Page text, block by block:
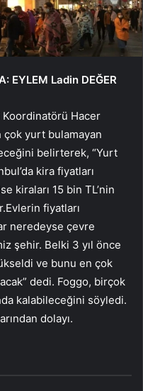
EYLEM Ladin DEĞER
Koordinatörü Hacer
çok yurt bulamayan
belirterek, “Yurt
kira fiyatları
kiraları 15 bin TL’nin
fiyatları
neredeyse çevre
şehir. Belki 3 yıl önce
ve bunu en çok
dedi. Foggo, birçok
kalabileceğini söyledi.
dolayı.